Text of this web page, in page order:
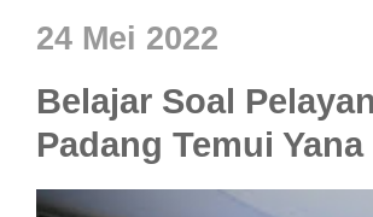
24 Mei 2022
Belajar Soal
Padang Temui Yana